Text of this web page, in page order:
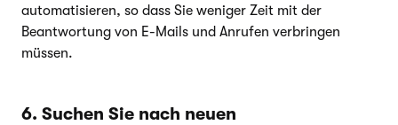
automatisieren, so dass Sie weniger Zeit mit der
Beantwortung von E-Mails und Anrufen verbringen
müssen.
6. Suchen Sie nach neuen